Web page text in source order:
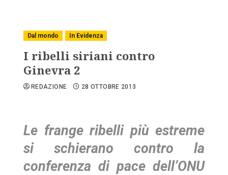
Dal mondo In Evidenza
I ribelli siriani contro
Ginevra 2
REDAZIONE 28 OTTOBRE 2013
Le frange ribelli più estreme
si schierano contro la
conferenza di pace dell’ONU